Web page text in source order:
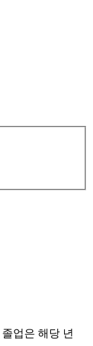
졸업은 해당 년